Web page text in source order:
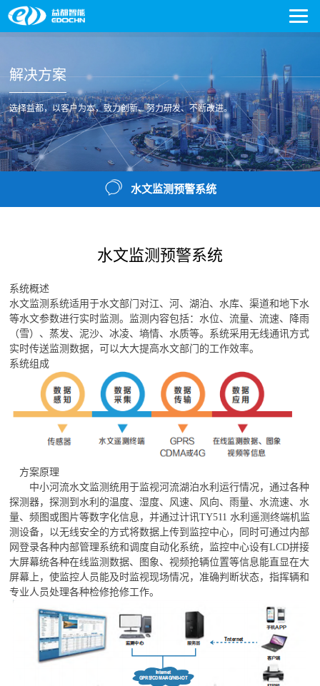
解决方案
选择益都，以客户为本，致力创新、努力研发、不断改进。
水文监测预警系统
水文监测预警系统
系统概述
水文监测系统适用于水文部门对江、河、湖泊、水库、渠道和地下水
等水文参数进行实时监测。监测内容包括：水位、流量、流速、降雨
（雪）、蒸发、泥沙、冰凌、墒情、水质等。系统采用无线通讯方式
实时传送监测数据，可以大大提高水文部门的工作效率。
系统组成
方案原理
中小河流水文监测统用于监视河流湖泊水利运行情况，通过各种
探测器，探测到水利的温度、湿度、风速、风向、雨量、水流速、水
量、频图或图片等数字化信息，并通过计讯TY511 水利遥测终端机监
测设备，以无线安全的方式将数据上传到监控中心，同时可通过内部
网登录各种内部管理系统和调度自动化系统，监控中心设有LCD拼接
大屏幕统各种在线监测数据、图象、视频抢辆位置等信息能直显在大
屏幕上，使监控人员能及时监视现场情况，准确判断状态，指挥辆和
专业人员处理各种检修抢修工作。